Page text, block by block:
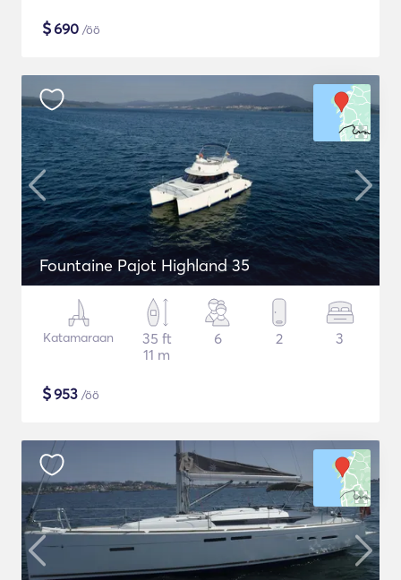
$690 /öö
Fountaine Pajot Highland 35
Katamaraan
35 ft
11 m
6 2 3
$953 /öö